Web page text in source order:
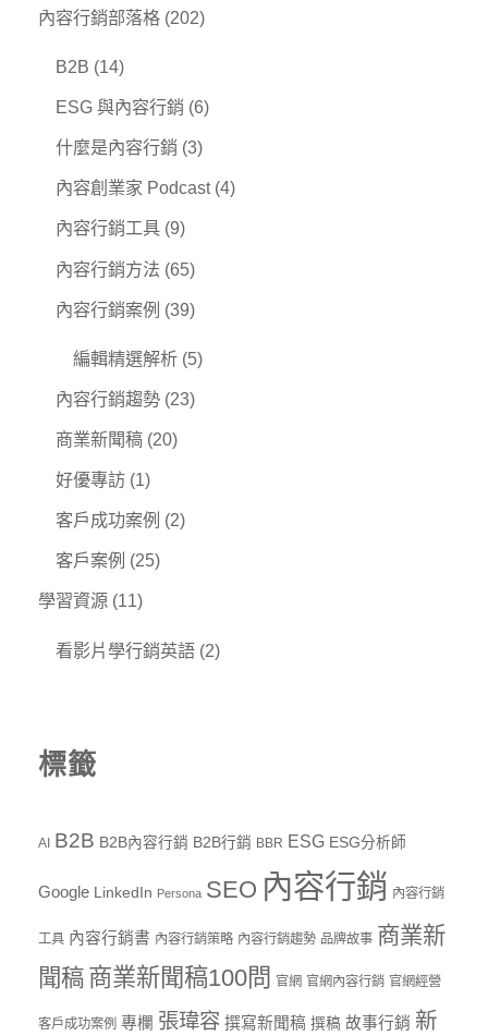
內容行銷部落格 (202)
B2B (14)
ESG 與內容行銷 (6)
什麼是內容行銷 (3)
內容創業家 Podcast(4)
內容行銷工具 (9)
內容行銷方法 (65)
內容行銷案例 (39)
編輯精選解析 (5)
內容行銷趨勢 (23)
商業新聞稿 (20)
好優專訪 (1)
客戶成功案例 (2)
客戶案例 (25)
學習資源 (11)
看影片學行銷英語 (2)
標籤
AI B2B B2B內容行銷 B2B行銷 BBR ESG ESG分析師
Google LinkedIn Persona SEO 內容行銷 內容行銷
工具 內容行銷書 內容行銷策略 內容行銷趨勢 品牌故事 商業新
聞稿 商業新聞稿100問 官網 官網內容行銷 官網經營
客戶成功案例 專欄 張瑋容 撰寫新聞稿 撰稿 故事行銷 新